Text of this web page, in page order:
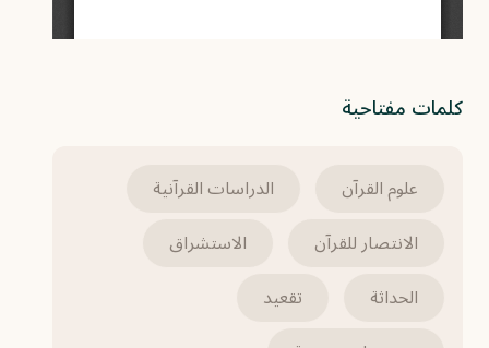
كلمات مفتاحية
علوم القرآن
الدراسات القرآنية
الانتصار للقرآن
الاستشراق
الحداثة
تقعيد